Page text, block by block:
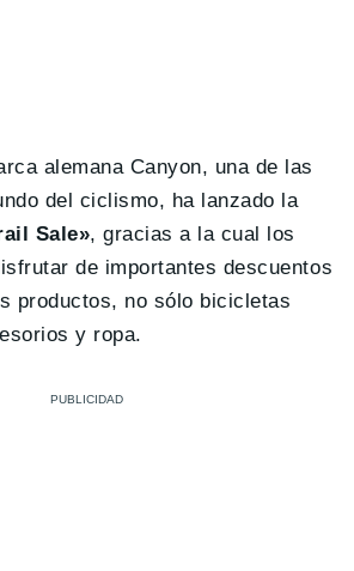
alemana Canyon, una de las
del ciclismo, ha lanzado la
Sale», gracias a la cual los
de importantes descuentos
productos, no sólo bicicletas
y ropa.